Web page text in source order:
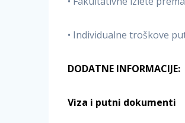
• Individualne troškove
DODATNE INFORMACIJE:
Viza i putni dokumenti